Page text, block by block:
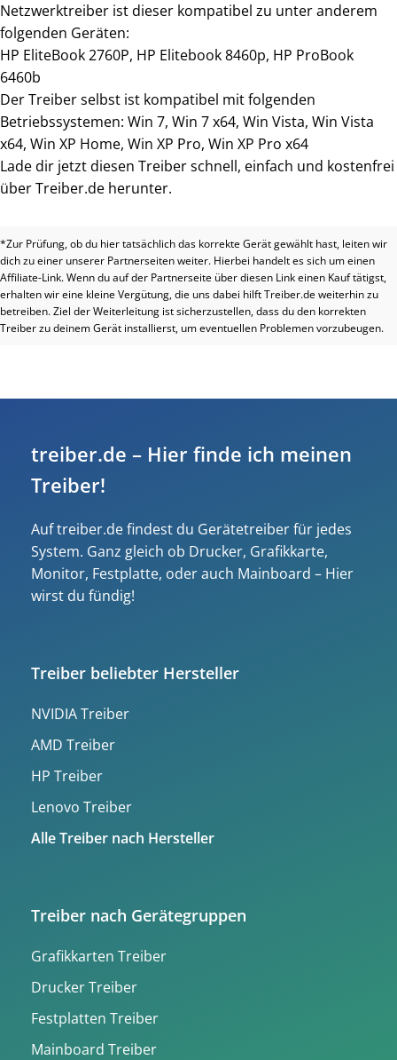
Netzwerktreiber ist dieser kompatibel zu unter anderem
folgenden Geräten:
HP EliteBook 2760P, HP Elitebook 8460p, HP ProBook
6460b
Der Treiber selbst ist kompatibel mit folgenden
Betriebssystemen: Win 7, Win 7 x64, Win Vista, Win Vista
x64, Win XP Home, Win XP Pro, Win XP Pro x64
Lade dir jetzt diesen Treiber schnell, einfach und kostenfrei
über Treiber.de herunter.
*Zur Prüfung, ob du hier tatsächlich das korrekte Gerät gewählt hast, leiten wir
dich zu einer unserer Partnerseiten weiter. Hierbei handelt es sich um einen
Affiliate-Link. Wenn du auf der Partnerseite über diesen Link einen Kauf tätigst,
erhalten wir eine kleine Vergütung, die uns dabei hilft Treiber.de weiterhin zu
betreiben. Ziel der Weiterleitung ist sicherzustellen, dass du den korrekten
Treiber zu deinem Gerät installierst, um eventuellen Problemen vorzubeugen.
treiber.de – Hier finde ich meinen
Treiber!
Auf treiber.de findest du Gerätetreiber für jedes
System. Ganz gleich ob Drucker, Grafikkarte,
Monitor, Festplatte, oder auch Mainboard – Hier
wirst du fündig!
Treiber beliebter Hersteller
NVIDIA Treiber
AMD Treiber
HP Treiber
Lenovo Treiber
Alle Treiber nach Hersteller
Treiber nach Gerätegruppen
Grafikkarten Treiber
Drucker Treiber
Festplatten Treiber
Mainboard Treiber